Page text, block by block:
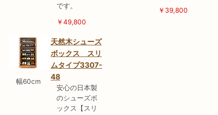
です。
￥49,800
￥39,800
幅60cm
天然木シューズ
ボックス スリ
ムタイプ3307-
48
安心の日本製
のシューズボ
ックス【スリ